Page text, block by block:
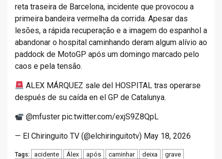
reta traseira de Barcelona, incidente que provocou a
primeira bandeira vermelha da corrida. Apesar das
lesões, a rápida recuperação e a imagem do espanhol a
abandonar o hospital caminhando deram algum alívio ao
paddock de MotoGP após um domingo marcado pelo
caos e pela tensão.
ALEX MÁRQUEZ sale del HOSPITAL tras operarse
después de su caída en el GP de Catalunya.
@mfuster pic.twitter.com/exjS9Z8QpL
— El Chiringuito TV (@elchiringuitotv) May 18, 2026
Tags: acidente Álex após caminhar deixa
grave